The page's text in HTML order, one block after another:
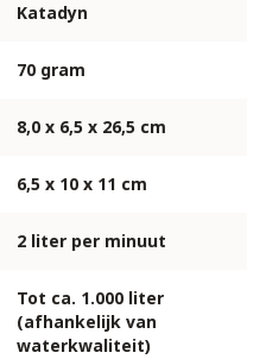
Katadyn
70 gram
8,0 x 6,5 x 26,5 cm
6,5 x 10 x 11 cm
2 liter per minuut
Tot ca. 1.000 liter
(afhankelijk van
waterkwaliteit)